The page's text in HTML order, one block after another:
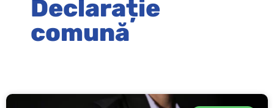
Declarație
comună